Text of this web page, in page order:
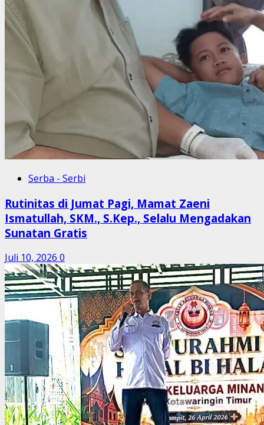
Serba - Serbi
Rutinitas di Jumat Pagi, Mamat Zaeni
Ismatullah, SKM., S.Kep., Selalu Mengadakan
Sunatan Gratis
Juli 10, 2026 0